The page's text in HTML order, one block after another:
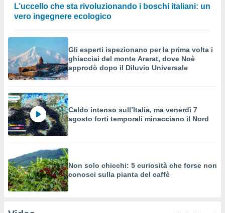
L’uccello che sta rivoluzionando i boschi italiani: un
vero ingegnere ecologico
Gli esperti ispezionano per la prima volta i
ghiacciai del monte Ararat, dove Noè
approdò dopo il Diluvio Universale
Caldo intenso sull’Italia, ma venerdì 7
agosto forti temporali minacciano il Nord
Non solo chicchi: 5 curiosità che forse non
conosci sulla pianta del caffè